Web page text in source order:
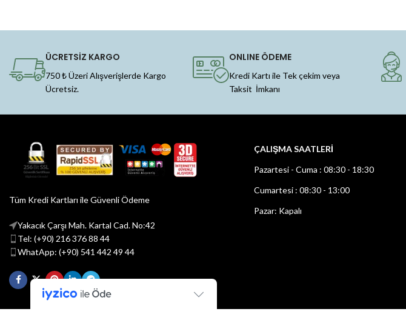
ÜCRETSİZ KARGO
750 ₺ Üzeri Alışverişlerde Kargo
Ücretsiz.
ONLINE ÖDEME
Kredi Kartı ile Tek çekim veya
Taksit İmkanı
Tüm Kredi Kartları ile Güvenli Ödeme
Yakacık Çarşı Mah. Kartal Cad. No:42
Tel: (+90) 216 376 88 44
WhatApp: (+90) 541 442 49 44
ÇALIŞMA SAATLERİ
Pazartesi - Cuma : 08:30 - 18:30
Cumartesi : 08:30 - 13:00
Pazar: Kapalı